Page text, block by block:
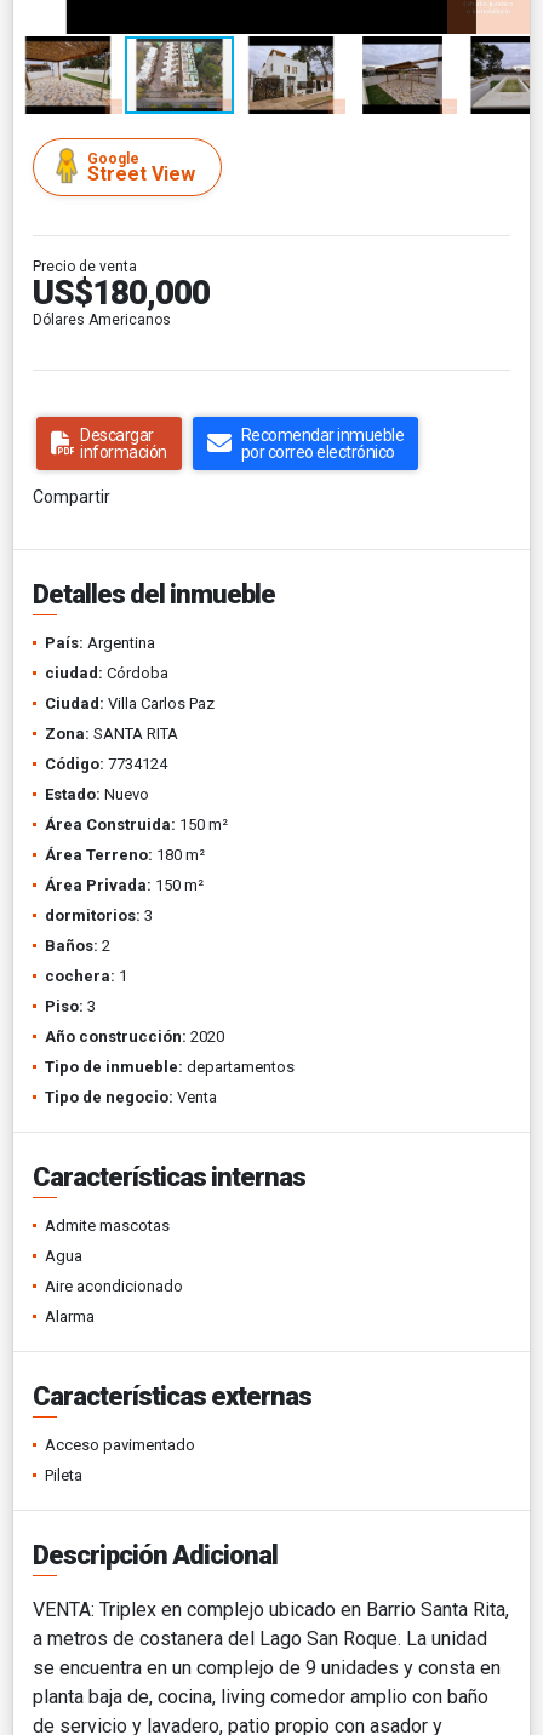
Google
Street View
Precio de venta
US$180,000
Dólares Americanos
Descargar
información
Recomendar inmueble
por correo electrónico
Compartir
Detalles del inmueble
País: Argentina
ciudad: Córdoba
Ciudad: Villa Carlos Paz
Zona: SANTA RITA
Código: 7734124
Estado: Nuevo
Área Construida: 150 m²
Área Terreno: 180 m²
Área Privada: 150 m²
dormitorios: 3
Baños: 2
cochera: 1
Piso: 3
Año construcción: 2020
Tipo de inmueble: departamentos
Tipo de negocio: Venta
Características internas
Admite mascotas
Agua
Aire acondicionado
Alarma
Características externas
Acceso pavimentado
Pileta
Descripción Adicional
VENTA: Triplex en complejo ubicado en Barrio Santa Rita,
a metros de costanera del Lago San Roque. La unidad
se encuentra en un complejo de 9 unidades y consta en
planta baja de, cocina, living comedor amplio con baño
de servicio y lavadero, patio propio con asador y